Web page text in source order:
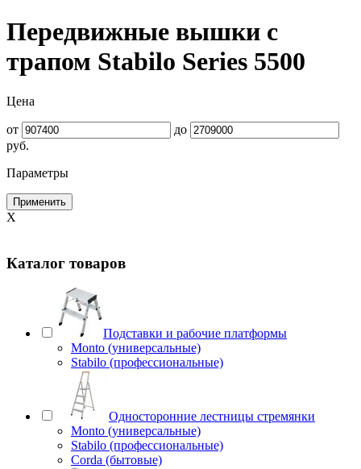
Передвижные вышки с
трапом Stabilo Series 5500
Цена
от
до
руб.
Параметры
Применить
X
Каталог товаров
Подставки и рабочие платформы
Monto (универсальные)
Stabilo (профессиональные)
Односторонние лестницы стремянки
Monto (универсальные)
Stabilo (профессиональные)
Corda (бытовые)